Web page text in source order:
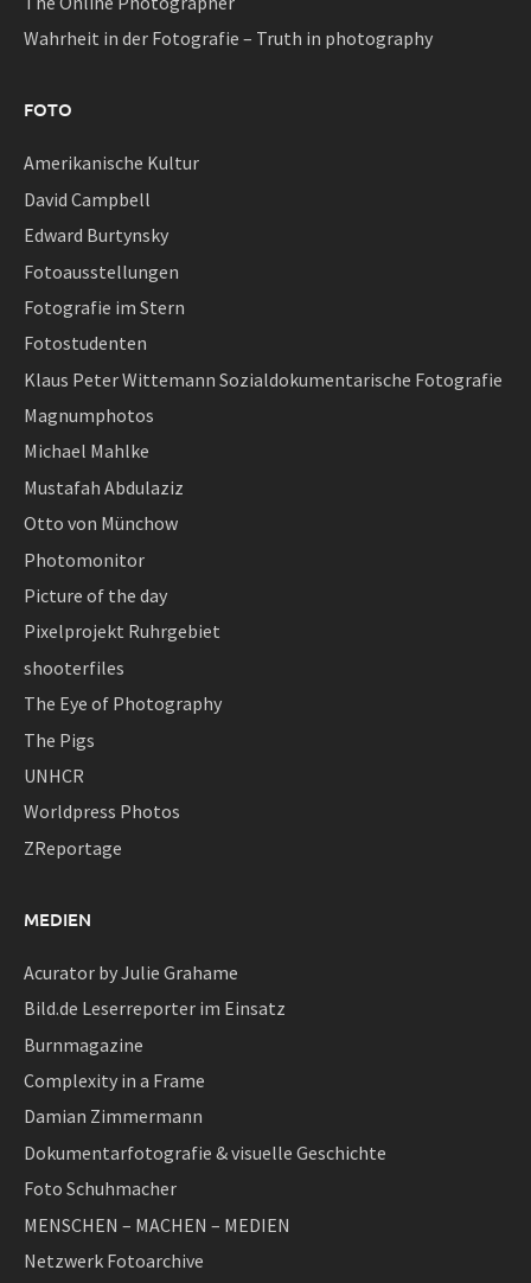
Wahrheit in der Fotografie – Truth in photography
FOTO
Amerikanische Kultur
David Campbell
Edward Burtynsky
Fotoausstellungen
Fotografie im Stern
Fotostudenten
Klaus Peter Wittemann Sozialdokumentarische Fotografie
Magnumphotos
Michael Mahlke
Mustafah Abdulaziz
Otto von Münchow
Photomonitor
Picture of the day
Pixelprojekt Ruhrgebiet
shooterfiles
The Eye of Photography
The Pigs
UNHCR
Worldpress Photos
ZReportage
MEDIEN
Acurator by Julie Grahame
Bild.de Leserreporter im Einsatz
Burnmagazine
Complexity in a Frame
Damian Zimmermann
Dokumentarfotografie & visuelle Geschichte
Foto Schuhmacher
MENSCHEN – MACHEN – MEDIEN
Netzwerk Fotoarchive